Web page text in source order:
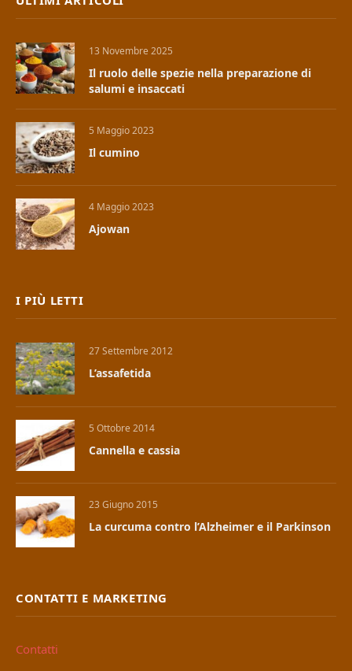
13 Novembre 2025
Il ruolo delle spezie nella preparazione di
salumi e insaccati
5 Maggio 2023
Il cumino
4 Maggio 2023
Ajowan
I PIÙ LETTI
27 Settembre 2012
L’assafetida
5 Ottobre 2014
Cannella e cassia
23 Giugno 2015
La curcuma contro l’Alzheimer e il Parkinson
CONTATTI E MARKETING
Contatti